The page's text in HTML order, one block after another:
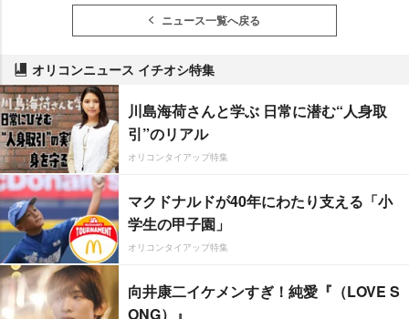
ニュース一覧へ戻る
オリコンニュース イチオシ特集
川島海荷さんと学ぶ 日常に潜む“人身取
引”のリアル
オリコンタイアップ特集
マクドナルドが40年にわたり支える「小
学生の甲子園」
オリコンタイアップ特集
向井康二イケメンすぎ！純愛『（LOVE S
ONG）』